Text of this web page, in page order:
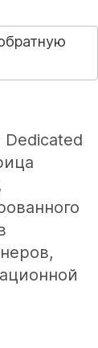
Dedicated